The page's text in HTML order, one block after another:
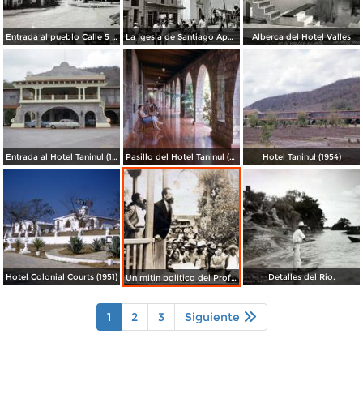
Entrada al pueblo Calle 5 de Mayo. La Igesia de Santiago Apostol. Alberca del Hotel Valles
Entrada al Hotel Taninul (1954) Pasillo del Hotel Taninul (1954) Hotel Taninul (1954)
Hotel Colonial Courts (1951) Un mitin politico del Profesor Manrrique Arenga Ciudad Valles, San Luis Potosí. Detalles del Rio.
1 2 3 Siguiente